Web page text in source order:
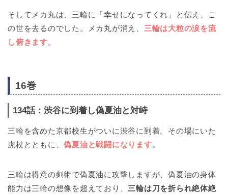
そしてメカ丸は、三輪に「幸せになってくれ」と伝え、こ
の世を去るのでした。メカ丸が消え、 三輪は大粒の涙を流
し俯きます。
16巻
134話：渋谷に到着し偽夏油と対峙
三輪を含めた京都校生がついに渋谷に到着。その場にいた
虎杖とともに、偽夏油と戦闘になります。
三輪は得意の剣術で偽夏油に攻撃しますが、偽夏油の身体
能力は三輪の想像を超えており、 三輪は刀を折られ絶体絶